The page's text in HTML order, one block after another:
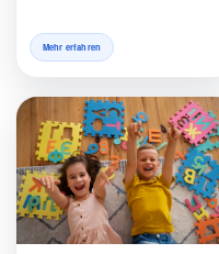
Mehr erfahren